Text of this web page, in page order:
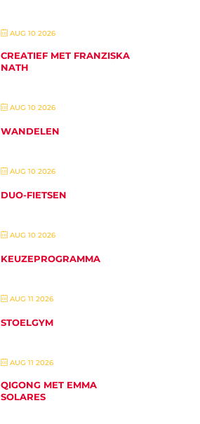
AUG 10 2026
CREATIEF MET FRANZISKA
NATH
AUG 10 2026
WANDELEN
AUG 10 2026
DUO-FIETSEN
AUG 10 2026
KEUZEPROGRAMMA
AUG 11 2026
STOELGYM
AUG 11 2026
QIGONG MET EMMA
SOLARES